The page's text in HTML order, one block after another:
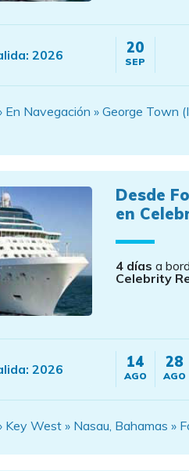
2026 20
SEP
En Navegación » George Town
Desde
en
4 días a
Celebrity
2026 14
AGO
28
AGO
Key West » Nasau, Bahamas »